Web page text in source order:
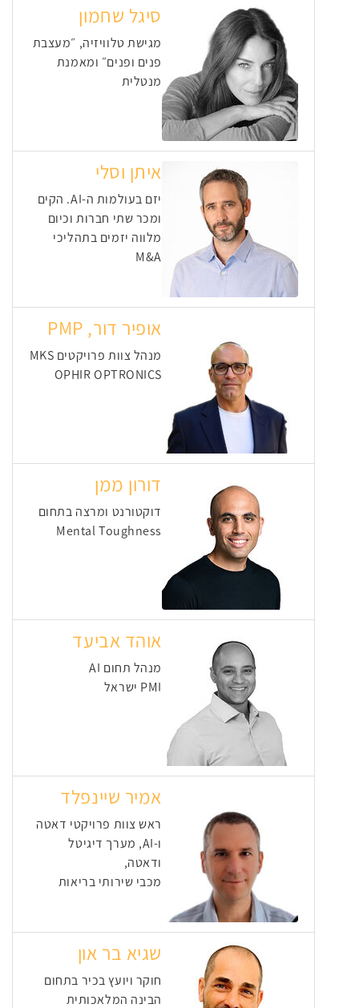
סיגל שחמון
מגישת טלוויזיה, ״מעצבת
פנים ופנים״ ומאמנת
מנטלית
איתן וסלי
יזם בעולמות ה-AI. הקים
ומכר שתי חברות וכיום
מלווה יזמים בתהליכי
M&A
אופיר דור, PMP
מנהל צוות פרויקטים MKS
OPHIR OPTRONICS
דורון ממן
דוקטורנט ומרצה בתחום
Mental Toughness
אוהד אביעד
מנהל תחום AI
PMI ישראל
אמיר שיינפלד
ראש צוות פרויקטי דאטה
ו-AI, מערך דיגיטל
ודאטה,
מכבי שירותי בריאות
שגיא בר און
חוקר ויועץ בכיר בתחום
הבינה המלאכותית